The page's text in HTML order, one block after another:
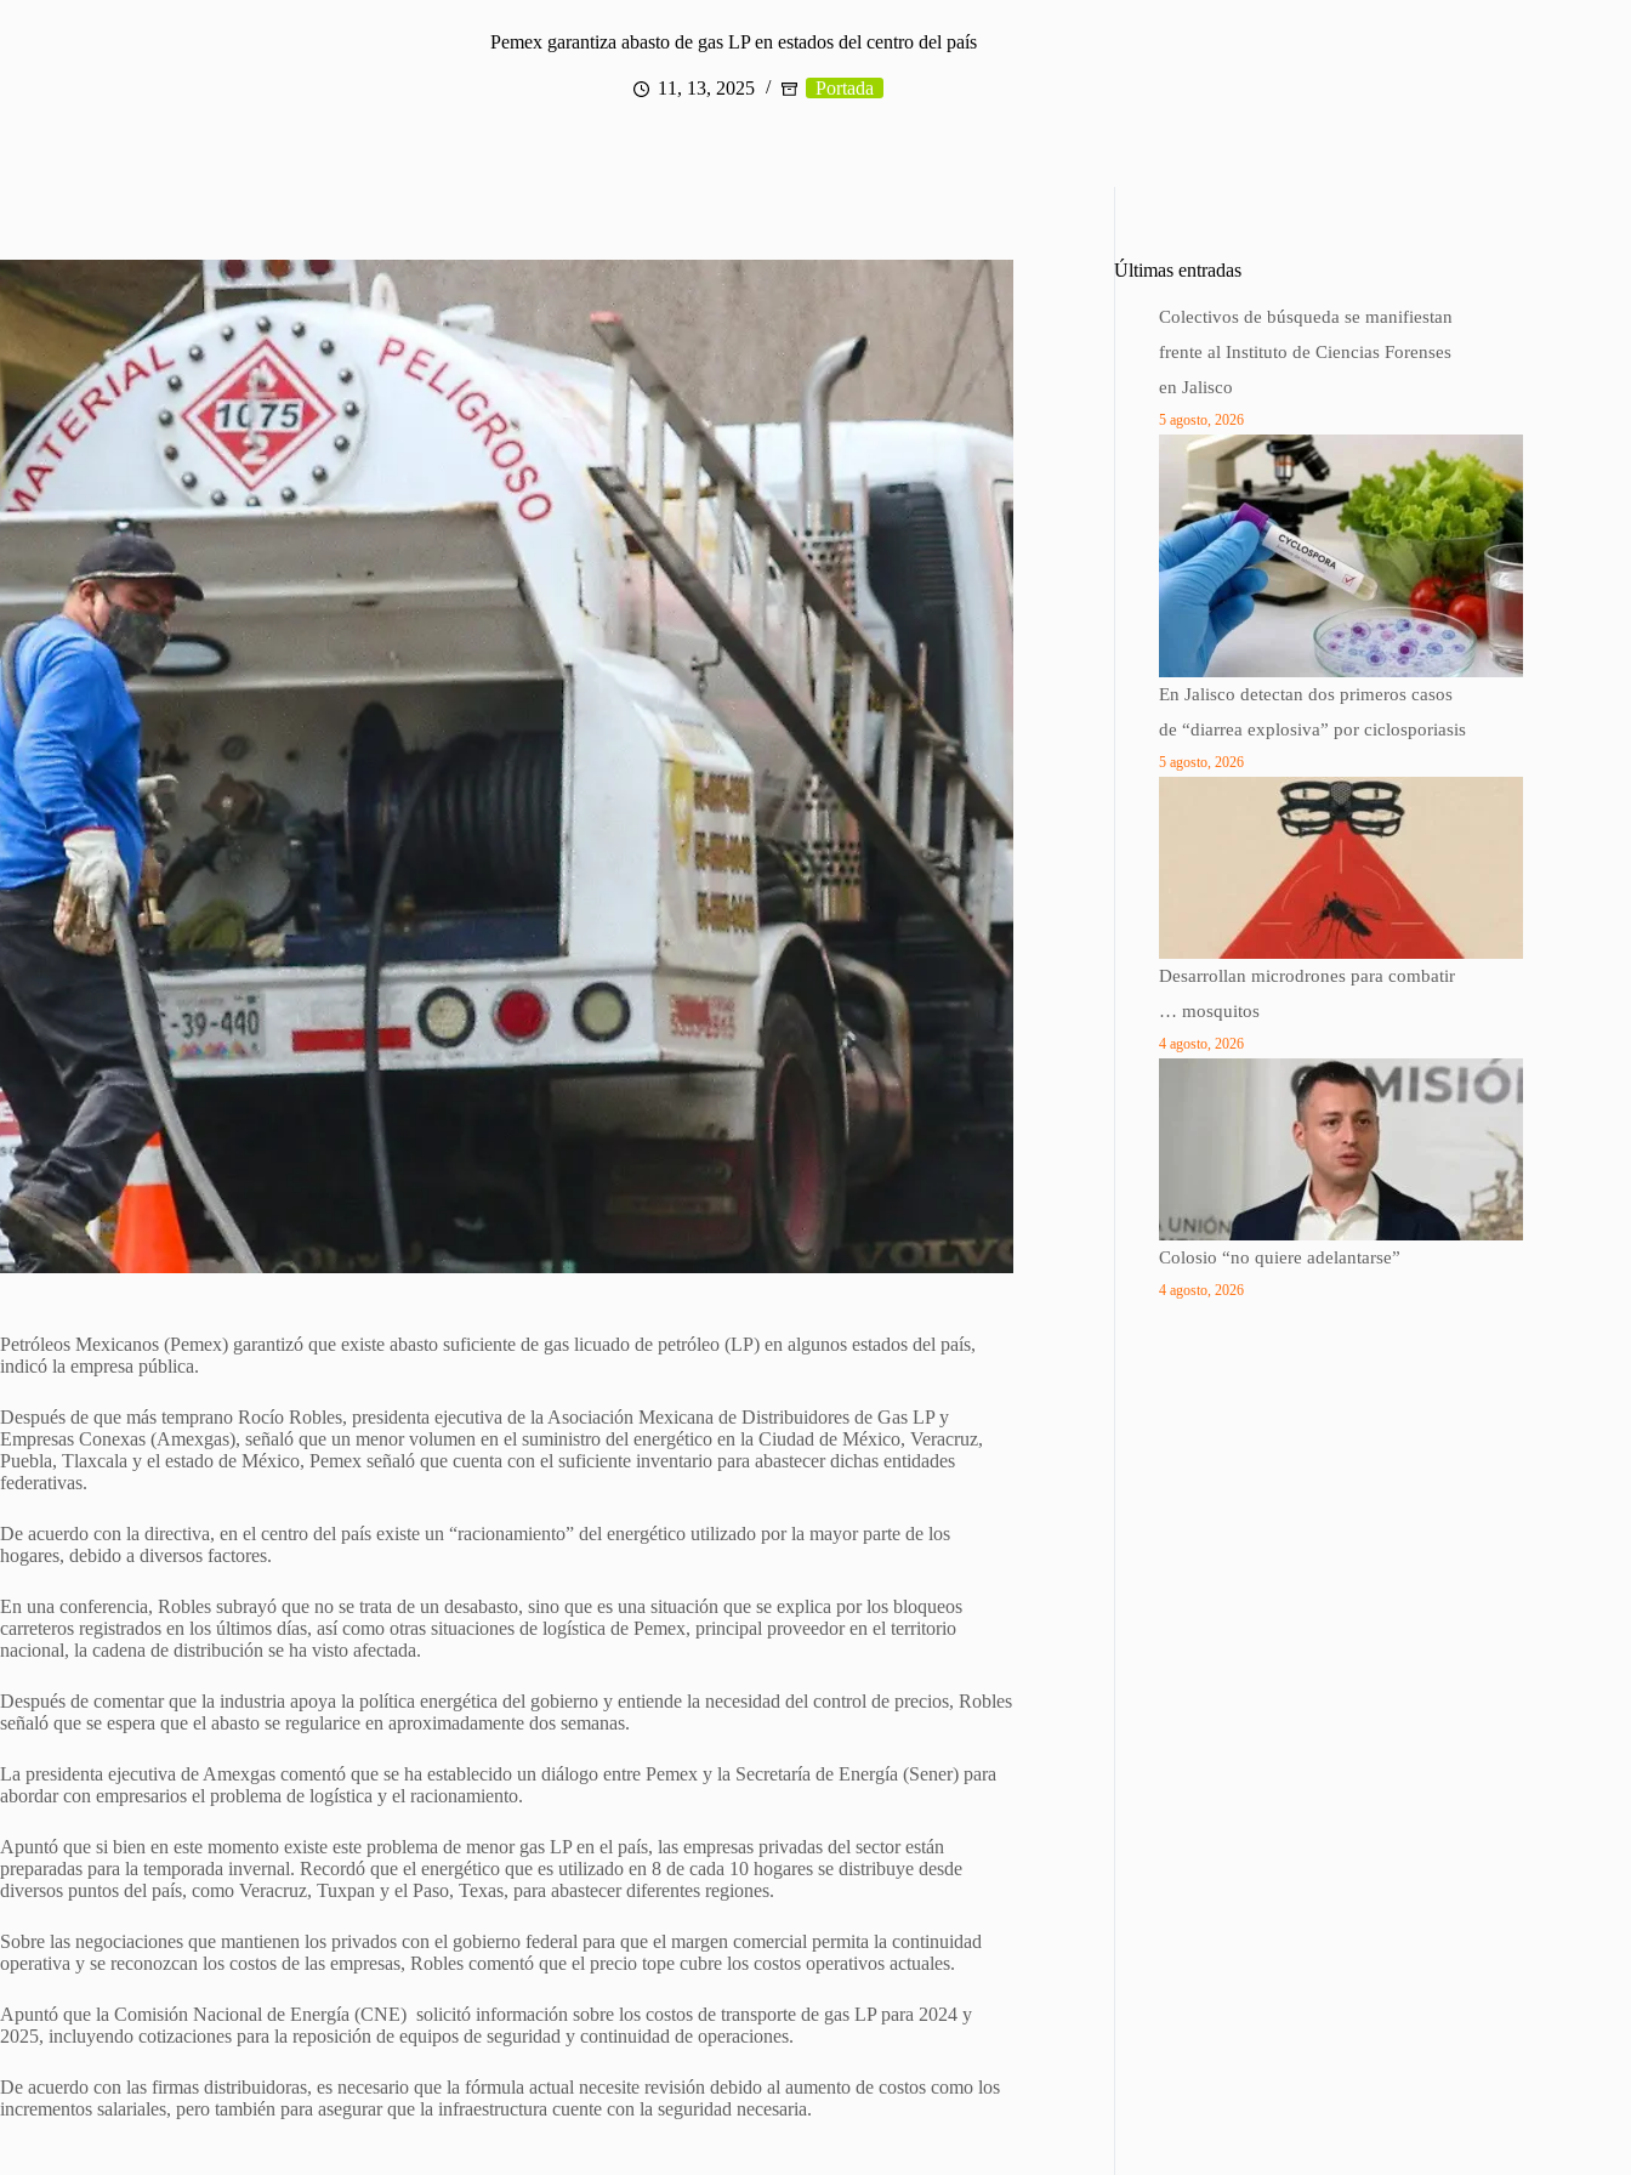
Pemex garantiza abasto de gas LP en estados del centro del país
11, 13, 2025 Portada
Petróleos Mexicanos (Pemex) garantizó que existe abasto suficiente de gas licuado de petróleo (LP) en algunos estados del país,
indicó la empresa pública.
Después de que más temprano Rocío Robles, presidenta ejecutiva de la Asociación Mexicana de Distribuidores de Gas LP y
Empresas Conexas (Amexgas), señaló que un menor volumen en el suministro del energético en la Ciudad de México, Veracruz,
Puebla, Tlaxcala y el estado de México, Pemex señaló que cuenta con el suficiente inventario para abastecer dichas entidades
federativas.
De acuerdo con la directiva, en el centro del país existe un “racionamiento” del energético utilizado por la mayor parte de los
hogares, debido a diversos factores.
En una conferencia, Robles subrayó que no se trata de un desabasto, sino que es una situación que se explica por los bloqueos
carreteros registrados en los últimos días, así como otras situaciones de logística de Pemex, principal proveedor en el territorio
nacional, la cadena de distribución se ha visto afectada.
Después de comentar que la industria apoya la política energética del gobierno y entiende la necesidad del control de precios, Robles
señaló que se espera que el abasto se regularice en aproximadamente dos semanas.
La presidenta ejecutiva de Amexgas comentó que se ha establecido un diálogo entre Pemex y la Secretaría de Energía (Sener) para
abordar con empresarios el problema de logística y el racionamiento.
Apuntó que si bien en este momento existe este problema de menor gas LP en el país, las empresas privadas del sector están
preparadas para la temporada invernal. Recordó que el energético que es utilizado en 8 de cada 10 hogares se distribuye desde
diversos puntos del país, como Veracruz, Tuxpan y el Paso, Texas, para abastecer diferentes regiones.
Sobre las negociaciones que mantienen los privados con el gobierno federal para que el margen comercial permita la continuidad
operativa y se reconozcan los costos de las empresas, Robles comentó que el precio tope cubre los costos operativos actuales.
Apuntó que la Comisión Nacional de Energía (CNE) solicitó información sobre los costos de transporte de gas LP para 2024 y
2025, incluyendo cotizaciones para la reposición de equipos de seguridad y continuidad de operaciones.
De acuerdo con las firmas distribuidoras, es necesario que la fórmula actual necesite revisión debido al aumento de costos como los
incrementos salariales, pero también para asegurar que la infraestructura cuente con la seguridad necesaria.
Últimas entradas
Colectivos de búsqueda se manifiestan
frente al Instituto de Ciencias Forenses
en Jalisco
5 agosto, 2026
En Jalisco detectan dos primeros casos
de “diarrea explosiva” por ciclosporiasis
5 agosto, 2026
Desarrollan microdrones para combatir
… mosquitos
4 agosto, 2026
Colosio “no quiere adelantarse”
4 agosto, 2026